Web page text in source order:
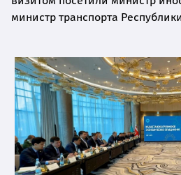
министр транспорта